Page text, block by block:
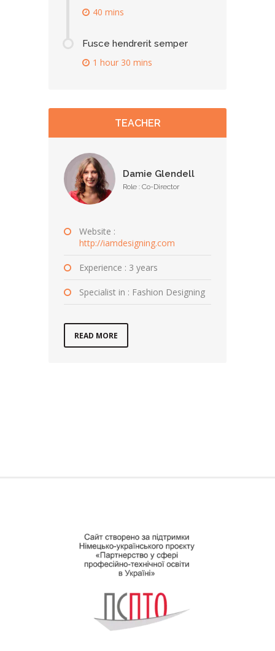
40 mins
Fusce hendrerit semper
1 hour 30 mins
TEACHER
Damie Glendell
Role : Co-Director
Website :
http://iamdesigning.com
Experience : 3 years
Specialist in : Fashion Designing
READ MORE